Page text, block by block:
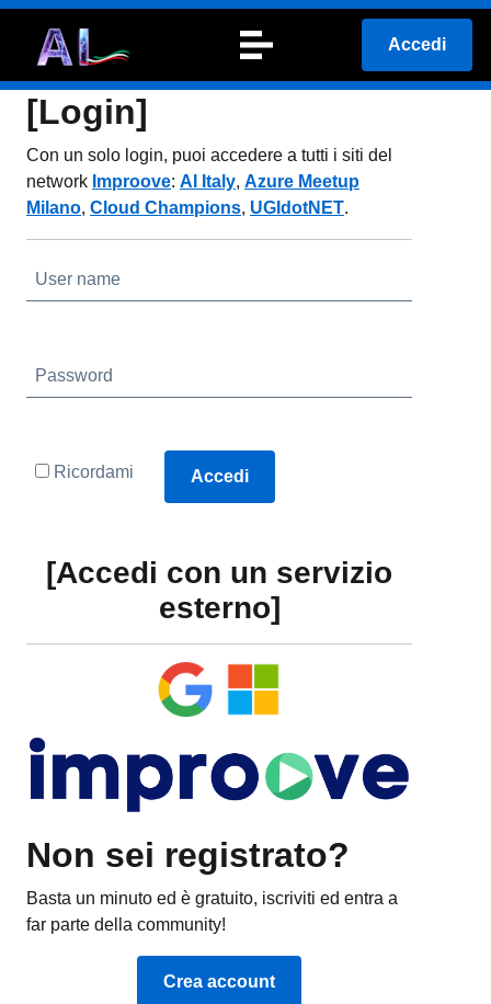
Accedi
[Login]
Con un solo login, puoi accedere a tutti i siti del
network Improove: AI Italy, Azure Meetup
Milano, Cloud Champions, UGIdotNET.
User name
Password
Ricordami Accedi
[Accedi con un servizio
esterno]
Non sei registrato?
Basta un minuto ed è gratuito, iscriviti ed entra a
far parte della community!
Crea account